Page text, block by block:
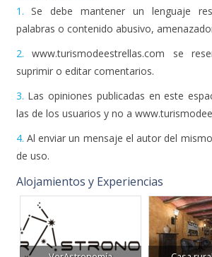
1. Se debe mantener un lenguaje
palabras o contenido abusivo,
2. www.turismodeestrellas.com se
suprimir o editar comentarios.
3. Las opiniones publicadas en este
las de los usuarios y no a
4. Al enviar un mensaje el autor del
de uso.
Alojamientos y Experiencias